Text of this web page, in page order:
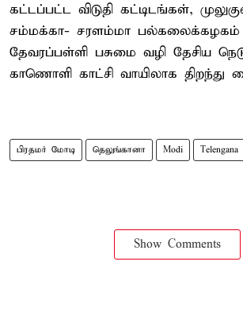
கட்டப்பட்ட விடுதி கட்டிடங்கள்,
சம்மக்கா- சரளம்மா பல்கலைக்கழகம்
தேவரப்பள்ளி பசுமை வழி தேசிய
காணொளி காட்சி வாயிலாக திறந்து
பிரதமர் மோடி தெலுங்கானா Modi Telengana
Show Comments